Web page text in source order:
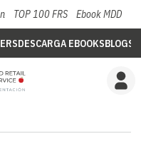
TOP 100 FRS Ebook MDD
DESCARGA EBOOKSBLOGS